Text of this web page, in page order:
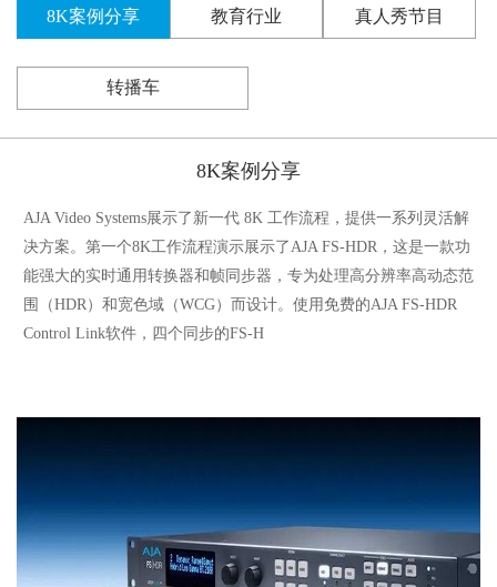
8K案例分享 教育行业 真人秀节目
转播车
8K案例分享
AJA Video Systems展示了新一代 8K 工作流程，提供一系列灵活解
决方案。第一个8K工作流程演示展示了AJA FS-HDR，这是一款功
能强大的实时通用转换器和帧同步器，专为处理高分辨率高动态范
围（HDR）和宽色域（WCG）而设计。使用免费的AJA FS-HDR
Control Link软件，四个同步的FS-H